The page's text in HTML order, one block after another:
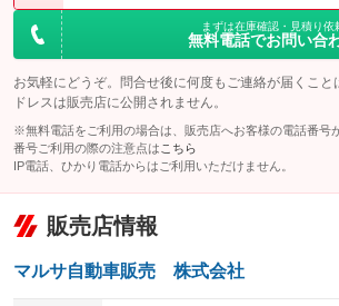
まずは在庫確認・見積り依
無料電話でお問い合
お気軽にどうぞ。問合せ後に何度もご連絡が届くこと
ドレスは販売店に公開されません。
※無料電話をご利用の場合は、販売店へお客様の電話番号
番号ご利用の際の注意点は こちら
IP電話、ひかり電話からはご利用いただけません。
販売店情報
マルサ自動車販売 株式会社